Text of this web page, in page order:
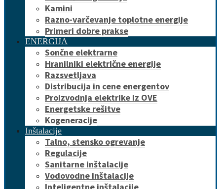
Kamini
Razno-varčevanje toplotne energije
Primeri dobre prakse
ENERGIJA
Sončne elektrarne
Hranilniki električne energije
Razsvetljava
Distribucija in cene energentov
Proizvodnja elektrike iz OVE
Energetske rešitve
Kogeneracije
Inštalacije
Talno, stensko ogrevanje
Regulacije
Sanitarne inštalacije
Vodovodne inštalacije